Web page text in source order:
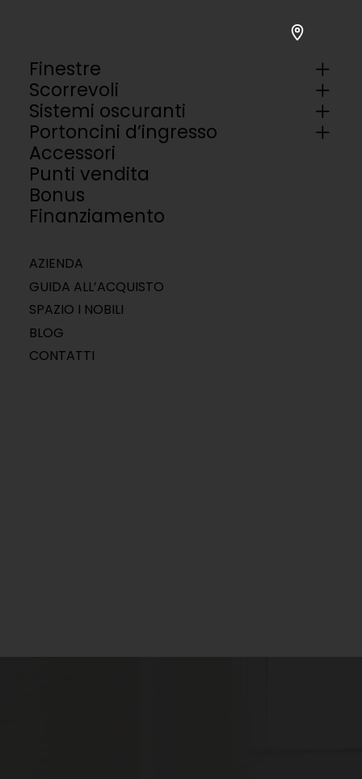
Finestre
Scorrevoli
Sistemi oscuranti
Portoncini d’ingresso
Accessori
Punti vendita
Bonus
Finanziamento
AZIENDA
GUIDA ALL’ACQUISTO
SPAZIO I NOBILI
BLOG
CONTATTI